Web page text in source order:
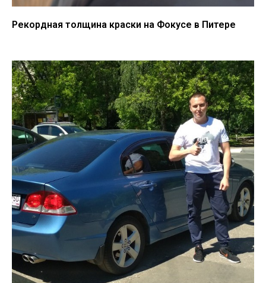
Рекордная толщина краски на Фокусе в Питере